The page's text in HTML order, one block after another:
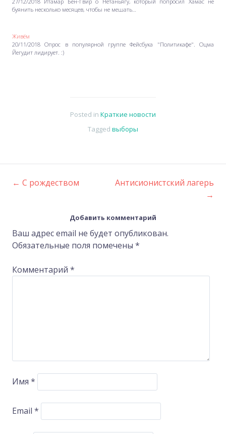
буянить несколько месяцев, чтобы не мешать…
Живём
20/11/2018 Опрос в популярной группе Фейсбука "Политикафе". Оцма
Йегудит лидирует. :)
Posted in Краткие новости
Tagged выборы
Post
navigation
← С рождеством
Антисионистский лагерь
→
Добавить комментарий
Ваш адрес email не будет опубликован.
Обязательные поля помечены *
Комментарий *
Имя *
Email *